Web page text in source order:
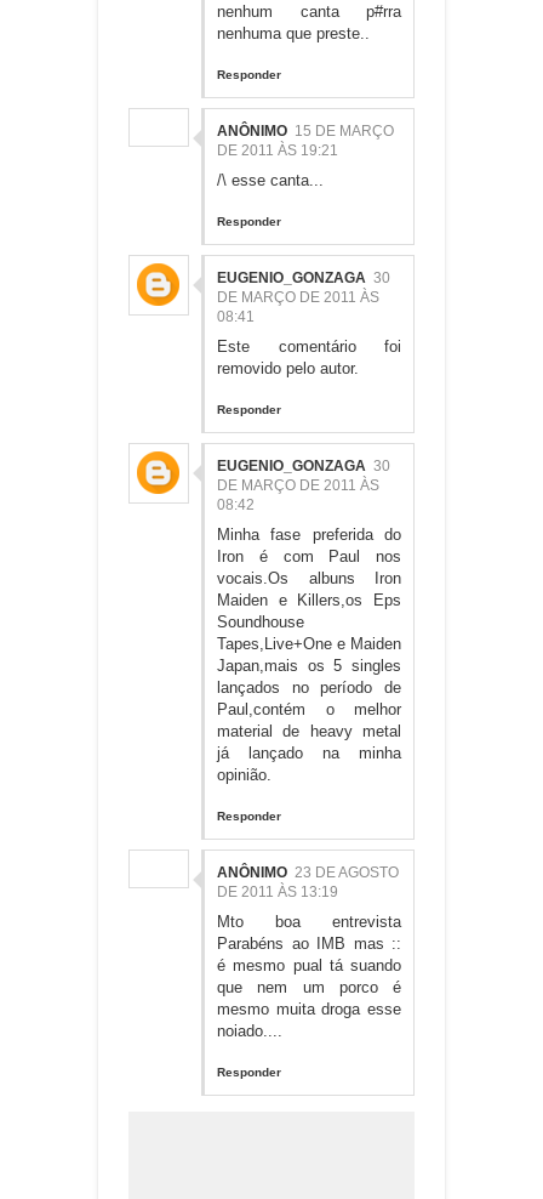
nenhum canta p#rra
nenhuma que preste..
Responder
ANÔNIMO 15 DE MARÇO
DE 2011 ÀS 19:21
/\ esse canta...
Responder
EUGENIO_GONZAGA 30
DE MARÇO DE 2011 ÀS
08:41
Este comentário foi
removido pelo autor.
Responder
EUGENIO_GONZAGA 30
DE MARÇO DE 2011 ÀS
08:42
Minha fase preferida do
Iron é com Paul nos
vocais.Os albuns Iron
Maiden e Killers,os Eps
Soundhouse
Tapes,Live+One e Maiden
Japan,mais os 5 singles
lançados no período de
Paul,contém o melhor
material de heavy metal
já lançado na minha
opinião.
Responder
ANÔNIMO 23 DE AGOSTO
DE 2011 ÀS 13:19
Mto boa entrevista
Parabéns ao IMB mas ::
é mesmo pual tá suando
que nem um porco é
mesmo muita droga esse
noiado....
Responder